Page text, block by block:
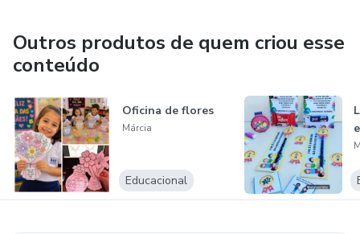
Outros produtos de quem criou esse
conteúdo
Oficina de flores
Márcia
Educacional